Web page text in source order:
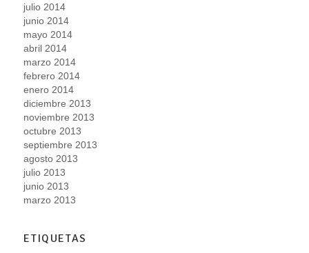
julio 2014
junio 2014
mayo 2014
abril 2014
marzo 2014
febrero 2014
enero 2014
diciembre 2013
noviembre 2013
octubre 2013
septiembre 2013
agosto 2013
julio 2013
junio 2013
marzo 2013
ETIQUETAS